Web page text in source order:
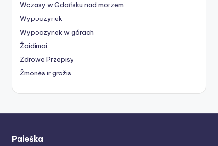
Wczasy w Gdańsku nad morzem
Wypoczynek
Wypoczynek w górach
Žaidimai
Zdrowe Przepisy
Žmonės ir grožis
Paieška